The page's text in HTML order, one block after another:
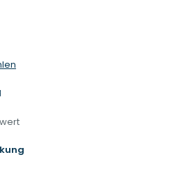
Varianten
Optionen